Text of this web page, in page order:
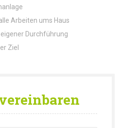
Arbeiten ums Haus
Durchführung
Ziel